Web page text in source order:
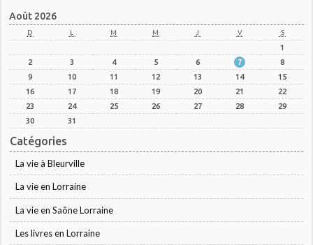
Août 2026
D L M M J V S
1
2
3 4 5 6 7
8
9
10 11 12 13 14
15
16
17 18 19 20 21
22
23
24 25 26 27 28
29
30
31
Catégories
La vie à Bleurville
La vie en Lorraine
La vie en Saône Lorraine
Les livres en Lorraine